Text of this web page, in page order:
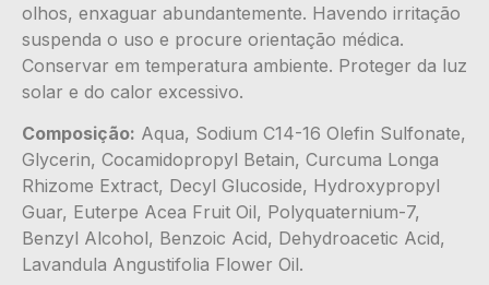
olhos, enxaguar abundantemente. Havendo irritação
suspenda o uso e procure orientação médica.
Conservar em temperatura ambiente. Proteger da luz
solar e do calor excessivo.
Composição: Aqua, Sodium C14-16 Olefin Sulfonate,
Glycerin, Cocamidopropyl Betain, Curcuma Longa
Rhizome Extract, Decyl Glucoside, Hydroxypropyl
Guar, Euterpe Acea Fruit Oil, Polyquaternium-7,
Benzyl Alcohol, Benzoic Acid, Dehydroacetic Acid,
Lavandula Angustifolia Flower Oil.